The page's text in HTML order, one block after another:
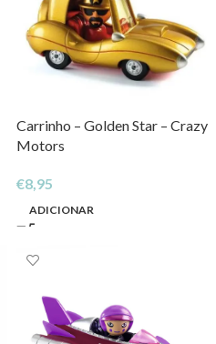
Carrinho – Golden Star – Crazy
Motors
€8,95
ADICIONAR